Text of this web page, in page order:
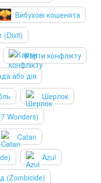
Вибухові кошенята
(Dixit)
Карти конфлікту
або дія
Шерлок
Wonders)
Catan
Azul
(Zombicide)